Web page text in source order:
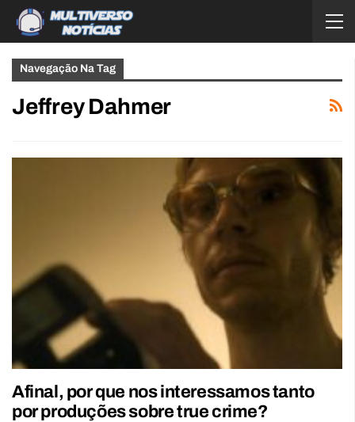
Navegação Na Tag
Jeffrey Dahmer
Afinal, por que nos interessamos tanto
por produções sobre true crime?